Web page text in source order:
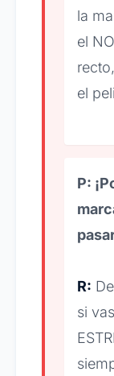
la
el
el
P:
R:
si